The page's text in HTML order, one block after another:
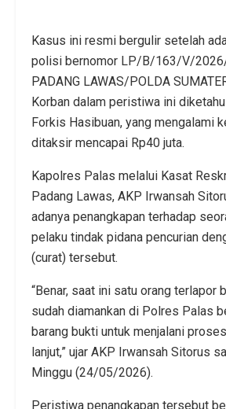
Kasus ini resmi bergulir setelah
polisi bernomor LP/B/163/V/
PADANG LAWAS/POLDA
Korban dalam peristiwa ini
Forkis Hasibuan, yang mengalami
ditaksir mencapai Rp40 juta.
Kapolres Palas melalui Kasat
Padang Lawas, AKP Irwansah
adanya penangkapan terhadap
pelaku tindak pidana pencurian
(curat) tersebut.
“Benar, saat ini satu orang terlapor
sudah diamankan di Polres Palas
barang bukti untuk menjalani
lanjut,” ujar AKP Irwansah Sitorus
Minggu (24/05/2026).
Peristiwa penangkapan tersebut